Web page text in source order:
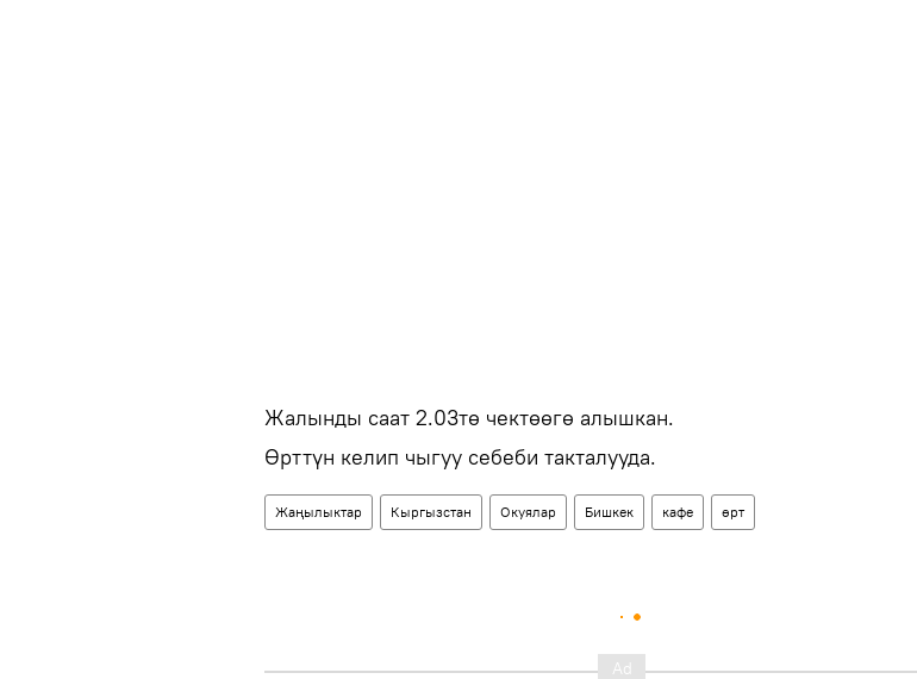
Жалынды саат 2.03тө чектөөгө алышкан.
Өрттүн келип чыгуу себеби такталууда.
Жаңылыктар Кыргызстан Окуялар Бишкек кафе өрт